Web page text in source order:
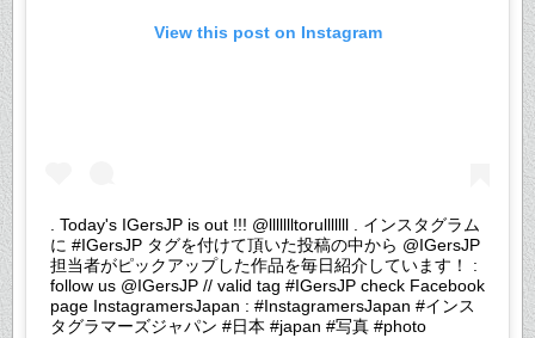
View this post on Instagram
. Today's IGersJP is out !!! @llllllltorulllllll . インスタグラム
に #IGersJP タグを付けて頂いた投稿の中から @IGersJP
担当者がピックアップした作品を毎日紹介しています！ :
follow us @IGersJP // valid tag #IGersJP check Facebook
page InstagramersJapan : #InstagramersJapan #インス
タグラマーズジャパン #日本 #japan #写真 #photo